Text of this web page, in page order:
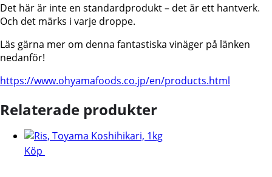
Det här är inte en standardprodukt – det är ett hantverk.
Och det märks i varje droppe.
Läs gärna mer om denna fantastiska vinäger på länken
nedanför!
https://www.ohyamafoods.co.jp/en/products.html
Relaterade produkter
Köp